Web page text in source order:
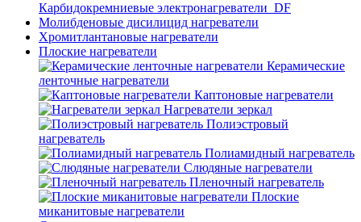
Карбидокремниевые электронагреватели_DF
Молибденовые дисилицид нагреватели
Хромитлантановые нагреватели
Плоские нагреватели
Керамические
ленточные нагреватели
Каптоновые нагреватели
Нагреватели зеркал
Полиэстровый
нагреватель
Полиамидный нагреватель
Слюдяные нагреватели
Пленочный нагреватель
Плоские
миканитовые нагреватели